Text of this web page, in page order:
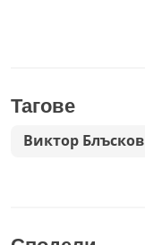
Тагове
Виктор Блъсков